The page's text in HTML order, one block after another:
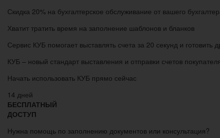
Скидка 20% на бухгалтерское обслуживание от вашего
Хватит тратить время на заполнение шаблонов и бланков
Сервис КУБ помогает выставлять счета за 20 секунд и
КУБ – новый стандарт выставления и отправки счетов
Начать использовать КУБ прямо сейчас
14 дней
БЕСПЛАТНЫЙ
ДОСТУП
Нужна помощь по заполнению документов или консультация?